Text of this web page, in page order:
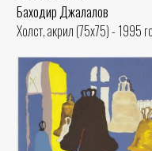
Баходир Джалалов
Холст, акрил (75x75) - 1995